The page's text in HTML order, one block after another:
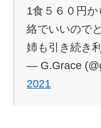
1食５６０円
絡でいいので
姉も引き続き
— G.Grace
2021